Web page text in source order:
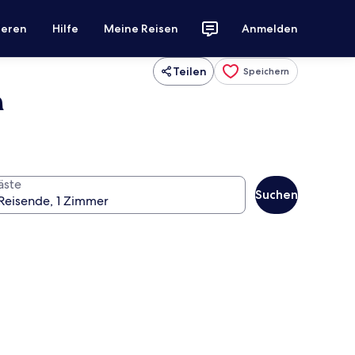
Hilfe Meine Reisen Anmelden
Teilen Speichern
Suchen